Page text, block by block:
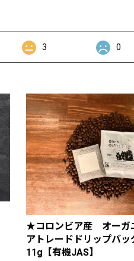
3 0
★コロンビア産 オーガ
アトレードドリップバッ
11g【有機JAS】